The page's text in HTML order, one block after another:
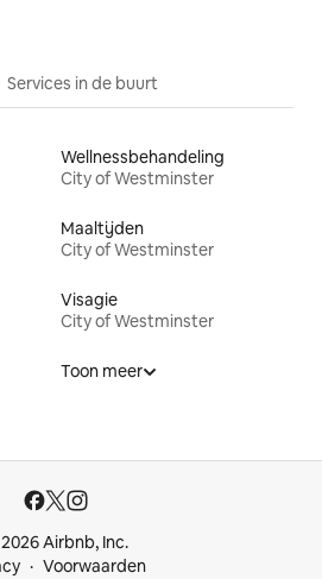
Services in de buurt
Wellnessbehandeling
City of Westminster
Maaltijden
City of Westminster
Visagie
City of Westminster
Toon meer
Airbnb, Inc.
Voorwaarden